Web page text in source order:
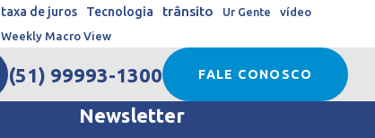
taxa de juros
Tecnologia trânsito Ur Gente
vídeo
Weekly Macro View
(51) 99993-1300 FALE CONOSCO
Newsletter